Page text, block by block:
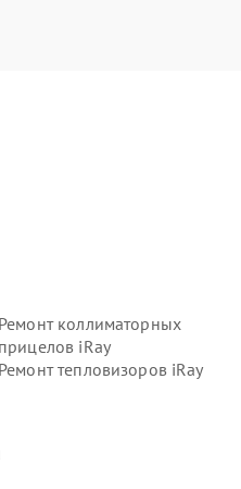
Ремонт коллиматорных
прицелов iRay
Ремонт тепловизоров iRay